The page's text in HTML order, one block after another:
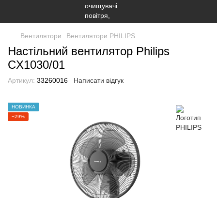
Вентилятори Вентилятори PHILIPS
Настільний вентилятор Philips
CX1030/01
Артикул: 33260016 Написати відгук
НОВИНКА
−29%